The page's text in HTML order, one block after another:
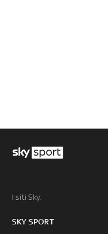
I siti Sky:
SKY SPORT